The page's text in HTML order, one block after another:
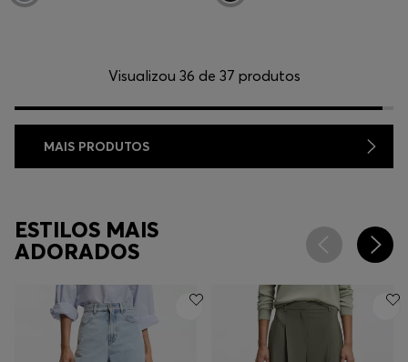
Visualizou 36 de 37 produtos
MAIS PRODUTOS
ESTILOS MAIS
ADORADOS